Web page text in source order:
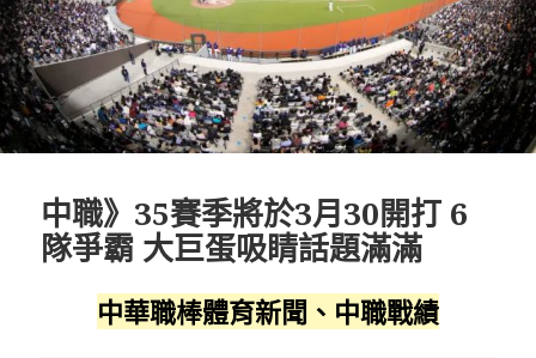
中職》35賽季將於3月30開打 6
隊爭霸 大巨蛋吸睛話題滿滿
中華職棒體育新聞、中職戰績